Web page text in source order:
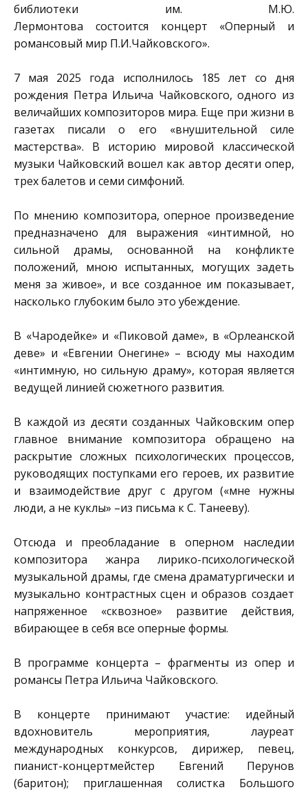
библиотеки им. М.Ю.
Лермонтова состоится концерт «Оперный и
романсовый мир П.И.Чайковского».
7 мая 2025 года исполнилось 185 лет со дня
рождения Петра Ильича Чайковского, одного из
величайших композиторов мира. Еще при жизни в
газетах писали о его «внушительной силе
мастерства». В историю мировой классической
музыки Чайковский вошел как автор десяти опер,
трех балетов и семи симфоний.
По мнению композитора, оперное произведение
предназначено для выражения «интимной, но
сильной драмы, основанной на конфликте
положений, мною испытанных, могущих задеть
меня за живое», и все созданное им показывает,
насколько глубоким было это убеждение.
В «Чародейке» и «Пиковой даме», в «Орлеанской
деве» и «Евгении Онегине» – всюду мы находим
«интимную, но сильную драму», которая является
ведущей линией сюжетного развития.
В каждой из десяти созданных Чайковским опер
главное внимание композитора обращено на
раскрытие сложных психологических процессов,
руководящих поступками его героев, их развитие
и взаимодействие друг с другом («мне нужны
люди, а не куклы» –из письма к С. Танееву).
Отсюда и преобладание в оперном наследии
композитора жанра лирико-психологической
музыкальной драмы, где смена драматургически и
музыкально контрастных сцен и образов создает
напряженное «сквозное» развитие действия,
вбирающее в себя все оперные формы.
В программе концерта – фрагменты из опер и
романсы Петра Ильича Чайковского.
В концерте принимают участие: идейный
вдохновитель мероприятия, лауреат
международных конкурсов, дирижер, певец,
пианист-концертмейстер Евгений Перунов
(баритон); приглашенная солистка Большого